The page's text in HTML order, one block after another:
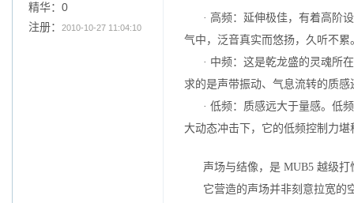
精华：0
注册：
2010-10-27 11:04:10
· 高频：延伸极佳，有着高阶
气中，泛音真实而悠扬，久听不累
· 中频：这是乾龙盛的灵魂所
求的是声带振动、气息流转的质
· 低频：质感远大于量感。低
大动态冲击下，它的低频控制力
声场与结像，是 MUB5 越级打
它营造的声场并非刻意拉宽的